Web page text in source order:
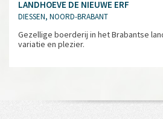
LANDHOEVE DE NIEUWE ERF
DIESSEN, NOORD-BRABANT
Gezellige boerderij in het Brabantse
variatie en plezier.